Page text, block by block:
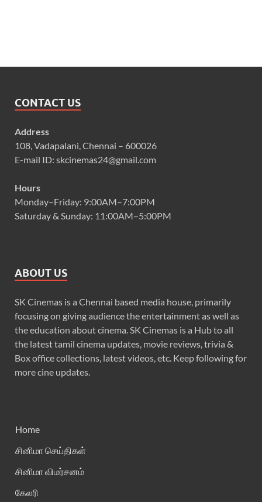
CONTACT US
Address
108, Vadapalani, Chennai – 600026
E-mail ID: skcinemas24@gmail.com
Hours
Monday–Friday: 9:00AM–7:00PM
Saturday & Sunday: 11:00AM–5:00PM
ABOUT US
SK Cinemas is a Chennai based media house, primarily
focusing on giving audience the entertainment as well as
the education about cinema. SK Cinemas is a Hub to all
the latest tamil cinema updates, movie reviews, trivia &
Box office collections, latest videos, etc. Keep following for
more cine updates.
Home
சினிமா செய்திகள்
சினிமா விமர்சனம்
கேலரி